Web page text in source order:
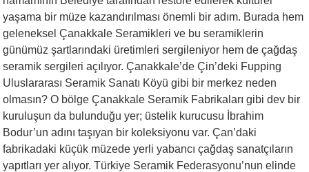
yaşama bir müze kazandırılması önemli bir adım. Burada hem
geleneksel Çanakkale Seramikleri ve bu seramiklerin
günümüz şartlarındaki üretimleri sergileniyor hem de çağdaş
seramik sergileri açılıyor. Çanakkale’de Çin’deki Fupping
Uluslararası Seramik Sanatı Köyü gibi bir merkez neden
olmasın? O bölge Çanakkale Seramik Fabrikaları gibi dev bir
kuruluşun da bulunduğu yer; üstelik kurucusu İbrahim
Bodur’un adını taşıyan bir koleksiyonu var. Çan’daki
fabrikadaki küçük müzede yerli yabancı çağdaş sanatçıların
yapıtları yer alıyor. Türkiye Seramik Federasyonu’nun elinde